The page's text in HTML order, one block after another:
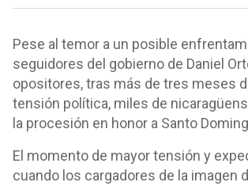
Pese al temor a un posible
seguidores del gobierno de Daniel
opositores, tras más de tres meses
tensión política, miles de
la procesión en honor a Santo
El momento de mayor tensión y
cuando los cargadores de la imagen